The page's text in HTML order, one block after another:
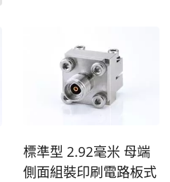
標準型 2.92毫米 母端
側面組裝印刷電路板式